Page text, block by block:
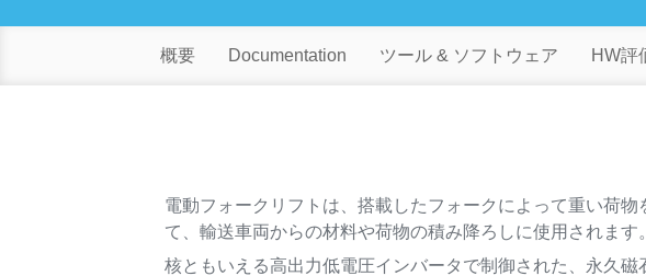
概要 Documentation ツール & ソフトウェア HW評
電動フォークリフトは、搭載したフォークによって重い荷
て、輸送車両からの材料や荷物の積み降ろしに使用されま
核ともいえる高出力低電圧インバータで制御された、永久磁